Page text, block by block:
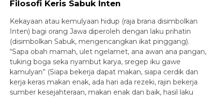
Filosofi Keris Sabuk Inten
Kekayaan atau kemulyaan hidup (raja brana disimbolkan
Inten) bagi orang Jawa diperoleh dengan laku prihatin
(disimbolkan Sabuk, mengencangkan ikat pinggang).
“Sapa obah mamah, ulet ngelamet, ana awan ana pangan,
tuking boga seka nyambut karya, sregep iku gawe
kamulyan” (Siapa bekerja dapat makan, siapa cerdik dan
kerja keras makan enak, ada hari ada rezeki, rajin bekerja
sumber kesejahteraan, makan enak dan baik, hasil laku